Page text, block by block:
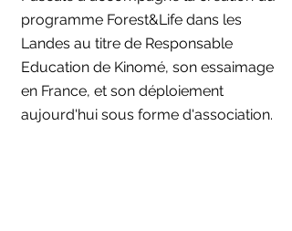
programme Forest&Life dans les
Landes au titre de Responsable
Education de Kinomé, son essaimage
en France, et son déploiement
aujourd'hui sous forme d'association.